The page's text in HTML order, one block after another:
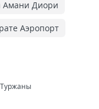
Амани Диори
Аэропорт